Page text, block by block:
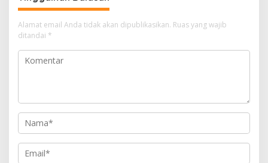
Alamat email Anda tidak akan dipublikasikan. Ruas yang wajib
ditandai *